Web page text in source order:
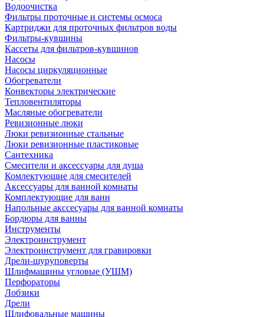
Водоочистка
Фильтры проточные и системы осмоса
Картриджи для проточных фильтров воды
Фильтры-кувшины
Кассеты для фильтров-кувшинов
Насосы
Насосы циркуляционные
Обогреватели
Конвекторы электрические
Тепловентиляторы
Масляные обогреватели
Ревизионные люки
Люки ревизионные стальные
Люки ревизионные пластиковые
Сантехника
Смесители и аксессуары для душа
Комлектующие для смесителей
Аксессуары для ванной комнаты
Комплектующие для ванн
Напольные акссесуары для ванной комнаты
Бордюры для ванны
Инструменты
Электроинструмент
Электроинструмент для гравировки
Дрели-шуруповерты
Шлифмашины угловые (УШМ)
Перфораторы
Лобзики
Дрели
Шлифовальные машины